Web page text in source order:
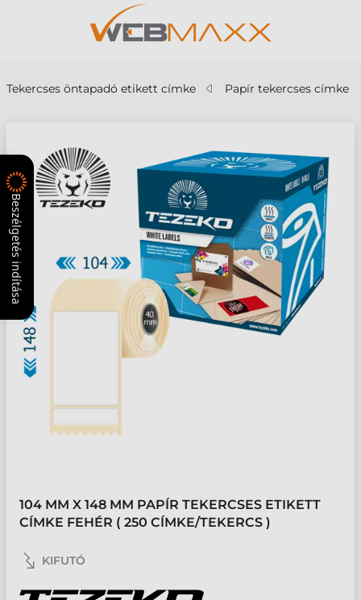
Tekercses öntapadó etikett címke Papír tekercses címke
104 MM X 148 MM PAPÍR TEKERCSES ETIKETT
CÍMKE FEHÉR ( 250 CÍMKE/TEKERCS )
KIFUTÓ
Beszélgetés indítása